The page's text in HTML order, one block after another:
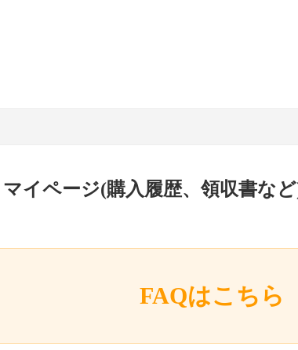
マイページ(購入履歴、領収書な
FAQはこちら